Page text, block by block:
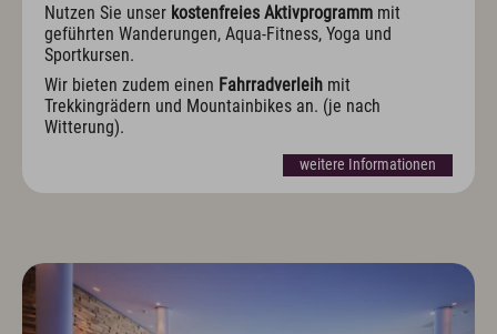
Nutzen Sie unser kostenfreies Aktivprogramm mit
geführten Wanderungen, Aqua-Fitness, Yoga und
Sportkursen.
Wir bieten zudem einen Fahrradverleih mit
Trekkingrädern und Mountainbikes an. (je nach
Witterung).
weitere Informationen